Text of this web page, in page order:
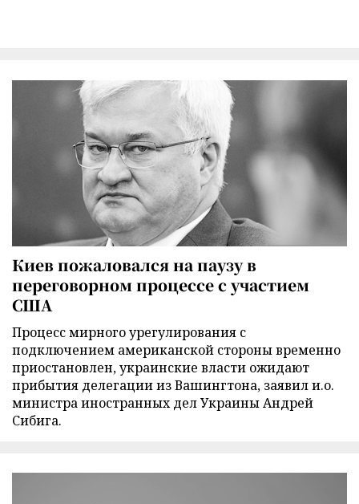
Киев пожаловался на паузу в
переговорном процессе с участием
США
Процесс мирного урегулирования с
подключением американской стороны временно
приостановлен, украинские власти ожидают
прибытия делегации из Вашингтона, заявил и.о.
министра иностранных дел Украины Андрей
Сибига.